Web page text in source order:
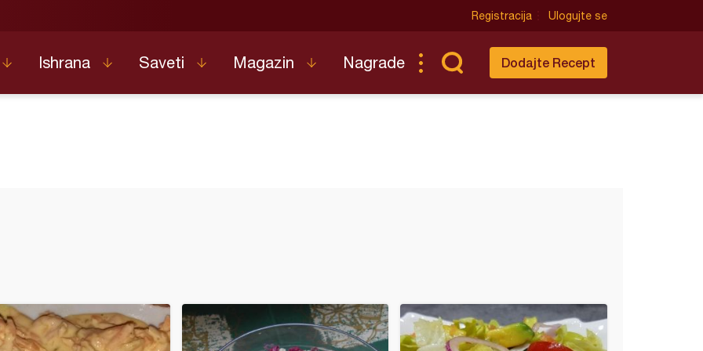
Registracija Ulogujte se
Ishrana Saveti Magazin Nagrade Dodajte Recept